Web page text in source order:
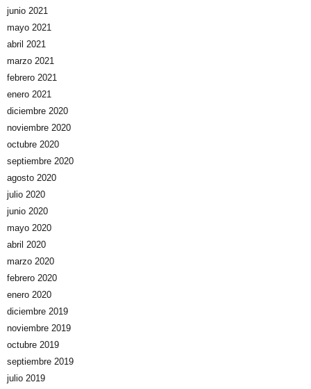
junio 2021
mayo 2021
abril 2021
marzo 2021
febrero 2021
enero 2021
diciembre 2020
noviembre 2020
octubre 2020
septiembre 2020
agosto 2020
julio 2020
junio 2020
mayo 2020
abril 2020
marzo 2020
febrero 2020
enero 2020
diciembre 2019
noviembre 2019
octubre 2019
septiembre 2019
julio 2019